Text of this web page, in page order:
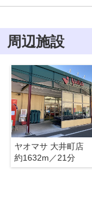
周辺施設
ヤオマサ 大井町店
約1632m／21分